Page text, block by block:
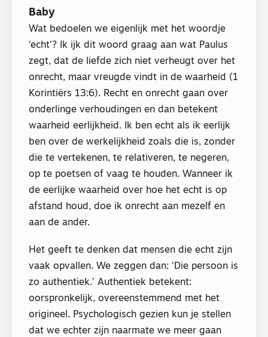
Baby
Wat bedoelen we eigenlijk met het woordje
‘echt’? Ik ijk dit woord graag aan wat Paulus
zegt, dat de liefde zich niet verheugt over het
onrecht, maar vreugde vindt in de waarheid (1
Korintiërs 13:6). Recht en onrecht gaan over
onderlinge verhoudingen en dan betekent
waarheid eerlijkheid. Ik ben echt als ik eerlijk
ben over de werkelijkheid zoals die is, zonder
die te vertekenen, te relativeren, te negeren,
op te poetsen of vaag te houden. Wanneer ik
de eerlijke waarheid over hoe het echt is op
afstand houd, doe ik onrecht aan mezelf en
aan de ander.
Het geeft te denken dat mensen die echt zijn
vaak opvallen. We zeggen dan: ‘Die persoon is
zo authentiek.’ Authentiek betekent:
oorspronkelijk, overeenstemmend met het
origineel. Psychologisch gezien kun je stellen
dat we echter zijn naarmate we meer gaan